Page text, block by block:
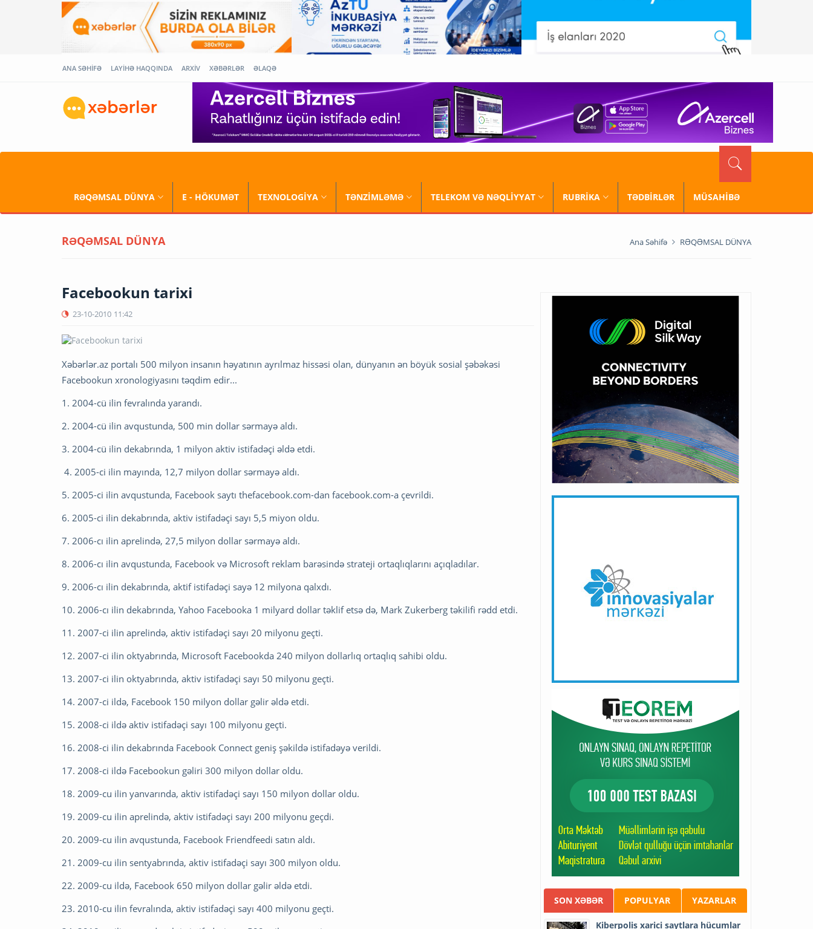
ANA SƏHİFƏ LAYİHƏ HAQQINDA ARXİV XƏBƏRLƏR ƏLAQƏ
RƏQƏMSAL DÜNYA E - HÖKUMƏT TEXNOLOGİYA TƏNZİMLƏMƏ TELEKOM VƏ NƏQLİYYAT RUBRİKA TƏDBİRLƏR MÜSAHİBƏ
RƏQƏMSAL DÜNYA Ana Səhifə RƏQƏMSAL DÜNYA
Facebookun tarixi
23-10-2010 11:42
Xəbərlər.az portalı 500 milyon insanın həyatının ayrılmaz hissəsi olan, dünyanın ən böyük sosial şəbəkəsi
Facebookun xronologiyasını təqdim edir...
1. 2004-cü ilin fevralında yarandı.
2. 2004-cü ilin avqustunda, 500 min dollar sərmayə aldı.
3. 2004-cü ilin dekabrında, 1 milyon aktiv istifadəçi əldə etdi.
4. 2005-ci ilin mayında, 12,7 milyon dollar sərmayə aldı.
5. 2005-ci ilin avqustunda, Facebook saytı thefacebook.com-dan facebook.com-a çevrildi.
6. 2005-ci ilin dekabrında, aktiv istifadəçi sayı 5,5 miyon oldu.
7. 2006-cı ilin aprelində, 27,5 milyon dollar sərmayə aldı.
8. 2006-cı ilin avqustunda, Facebook və Microsoft reklam barəsində strateji ortaqlıqlarını açıqladılar.
9. 2006-cı ilin dekabrında, aktif istifadəçi sayə 12 milyona qalxdı.
10. 2006-cı ilin dekabrında, Yahoo Facebooka 1 milyard dollar təklif etsə də, Mark Zukerberg təkilifi rədd etdi.
11. 2007-ci ilin aprelində, aktiv istifadəçi sayı 20 milyonu geçti.
12. 2007-ci ilin oktyabrında, Microsoft Facebookda 240 milyon dollarlıq ortaqlıq sahibi oldu.
13. 2007-ci ilin oktyabrında, aktiv istifadəçi sayı 50 milyonu geçti.
14. 2007-ci ildə, Facebook 150 milyon dollar gəlir əldə etdi.
15. 2008-ci ildə aktiv istifadəçi sayı 100 milyonu geçti.
16. 2008-ci ilin dekabrında Facebook Connect geniş şəkildə istifadəyə verildi.
17. 2008-ci ildə Facebookun gəliri 300 milyon dollar oldu.
18. 2009-cu ilin yanvarında, aktiv istifadəçi sayı 150 milyon dollar oldu.
19. 2009-cu ilin aprelində, aktiv istifadəçi sayı 200 milyonu geçdi.
20. 2009-cu ilin avqustunda, Facebook Friendfeedi satın aldı.
21. 2009-cu ilin sentyabrında, aktiv istifadəçi sayı 300 milyon oldu.
22. 2009-cu ildə, Facebook 650 milyon dollar gəlir əldə etdi.
23. 2010-cu ilin fevralında, aktiv istifadəçi sayı 400 milyonu geçti.
SON XƏBƏR POPULYAR YAZARLAR
Kiberpolis xarici saytlara hücumlar